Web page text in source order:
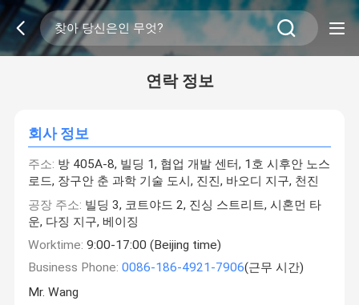
연락 정보
회사 정보
주소: 방 405A-8, 빌딩 1, 협업 개발 센터, 1호 시후안 노스
로드, 장구안 춘 과학 기술 도시, 진진, 바오디 지구, 천진
공장 주소: 빌딩 3, 코트야드 2, 진싱 스트리트, 시혼먼 타
운, 다징 지구, 베이징
Worktime: 9:00-17:00 (Beijing time)
Business Phone: 0086-186-4921-7906(근무 시간)
Mr. Wang